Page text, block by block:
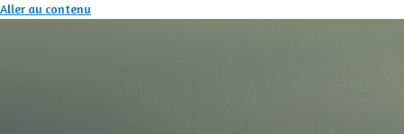
Aller au contenu